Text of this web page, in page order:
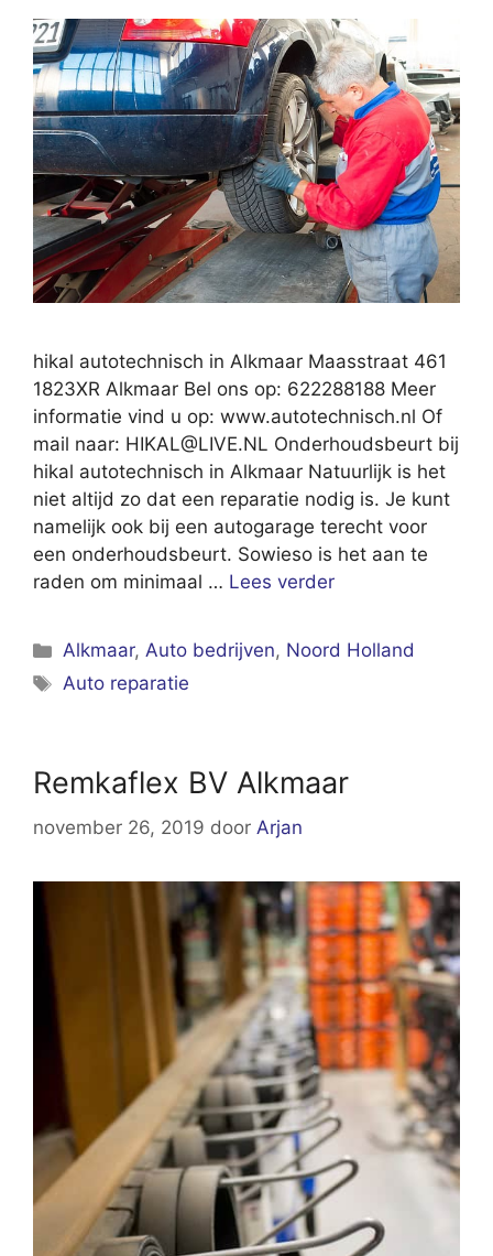
hikal autotechnisch in Alkmaar Maasstraat 461
1823XR Alkmaar Bel ons op: 622288188 Meer
informatie vind u op: www.autotechnisch.nl Of
mail naar: HIKAL@LIVE.NL Onderhoudsbeurt bij
hikal autotechnisch in Alkmaar Natuurlijk is het
niet altijd zo dat een reparatie nodig is. Je kunt
namelijk ook bij een autogarage terecht voor
een onderhoudsbeurt. Sowieso is het aan te
raden om minimaal … Lees verder
Categorieën
Alkmaar,Auto bedrijven, Noord Holland
Tags
Auto reparatie
Remkaflex BV Alkmaar
november 26, 2019 door Arjan